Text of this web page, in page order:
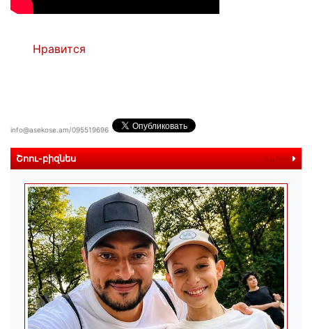
Нравится
info@asekose.am/095519696
Շոու-բիզնես далее